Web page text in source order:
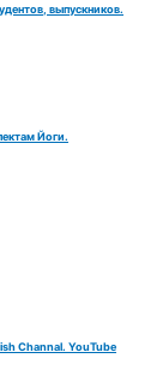
выпускников.
Йоги.
Channal. YouTube